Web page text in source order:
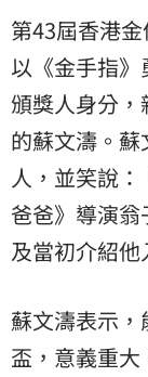
第43屆香港
以《金手指
頒獎人身分
的蘇文濤。
人，並笑說
爸爸》導演
及當初介紹他
蘇文濤表示
盃，意義重大